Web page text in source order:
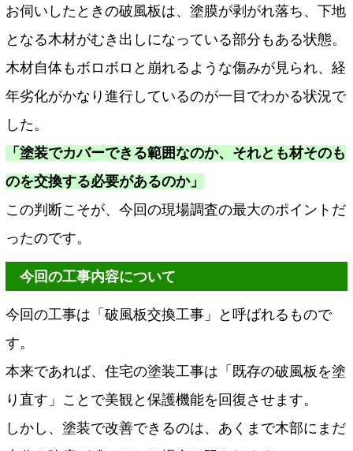
お伺いしたときの破風板は、塗膜が剥がれ落ち、下地
となる木材がむき出しになっている部分もある状態。
木材自体もボロボロと崩れるような傷みが見られ、経
年劣化がかなり進行しているのが一目でわかる状況で
した。
「塗装でカバーできる範囲なのか、それとも材そのも
のを交換する必要があるのか」
この判断こそが、今回の現場調査の最大のポイントだ
ったのです。
今回の工事内容について
今回の工事は「破風板交換工事」と呼ばれるもので
す。
本来であれば、住宅の塗装工事は「既存の破風板を塗
り直す」ことで美観と保護機能を回復させます。
しかし、塗装で改善できるのは、あくまで木部にまだ